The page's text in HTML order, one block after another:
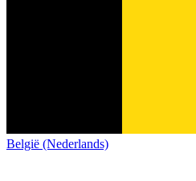
België (Nederlands)